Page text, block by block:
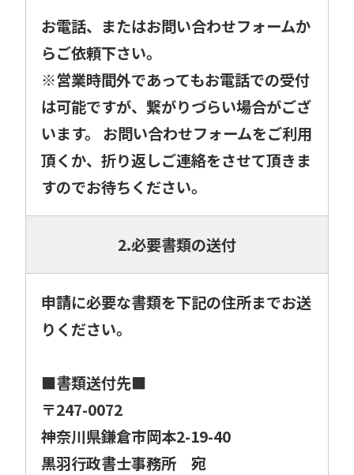
お電話、またはお問い合わせフォームか
らご依頼下さい。
※営業時間外であってもお電話での受付
は可能ですが、繋がりづらい場合がござ
います。 お問い合わせフォームをご利用
頂くか、折り返しご連絡をさせて頂きま
すのでお待ちください。
2.必要書類の送付
申請に必要な書類を下記の住所までお送
りください。
■書類送付先■
〒247-0072
神奈川県鎌倉市岡本2-19-40
黒羽行政書士事務所 宛